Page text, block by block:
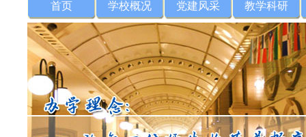
首页 学校概况 党建风采 教学科研